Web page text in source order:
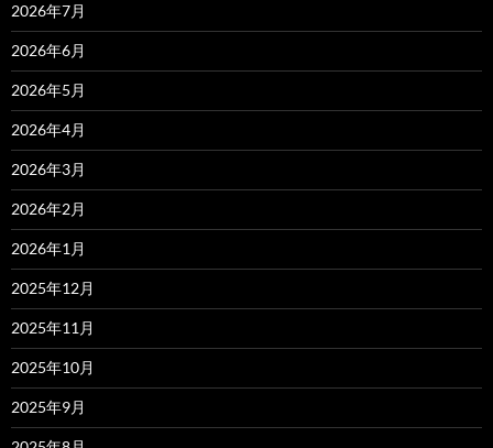
2026年7月
2026年6月
2026年5月
2026年4月
2026年3月
2026年2月
2026年1月
2025年12月
2025年11月
2025年10月
2025年9月